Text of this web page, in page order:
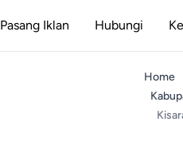
Pasang Iklan Hubungi
Home